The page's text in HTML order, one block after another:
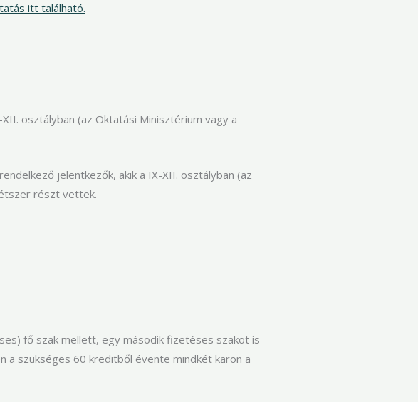
itt található.
osztályban (az Oktatási Minisztérium vagy a
jelentkezők, akik a IX-XII. osztályban (az
részt vettek.
fő szak mellett, egy második fizetéses szakot is
a szükséges 60 kreditből évente mindkét karon a